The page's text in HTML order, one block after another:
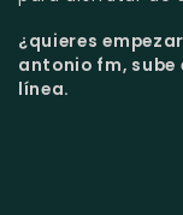
¿quieres
antonio fm, sube
línea.